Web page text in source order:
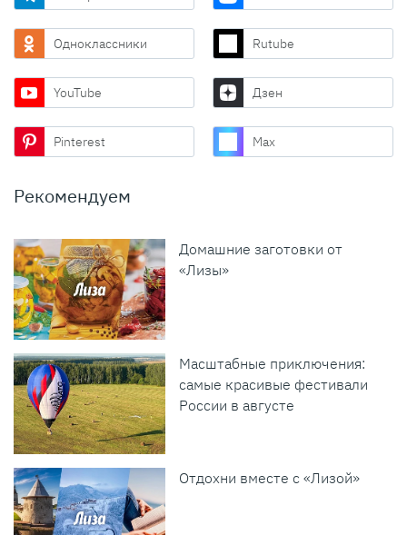
Одноклассники Rutube
YouTube Дзен
Pinterest Max
Рекомендуем
Домашние заготовки от
«Лизы»
Масштабные приключения:
самые красивые фестивали
России в августе
Отдохни вместе с «Лизой»